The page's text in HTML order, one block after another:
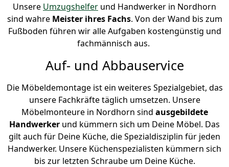
Unsere Umzugshelfer und Handwerker in Nordhorn
sind wahre Meister ihres Fachs. Von der Wand bis zum
Fußboden führen wir alle Aufgaben kostengünstig und
fachmännisch aus.
Auf- und Abbauservice
Die Möbeldemontage ist ein weiteres Spezialgebiet, das
unsere Fachkräfte täglich umsetzen. Unsere
Möbelmonteure in Nordhorn sind ausgebildete
Handwerker und kümmern sich um Deine Möbel. Das
gilt auch für Deine Küche, die Spezialdisziplin für jeden
Handwerker. Unsere Küchenspezialisten kümmern sich
bis zur letzten Schraube um Deine Küche.